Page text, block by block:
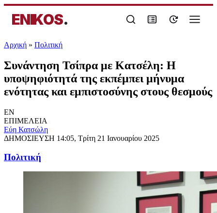
ENIKOS.
Αρχική » Πολιτική
Συνάντηση Τσίπρα με Κατσέλη: Η
υποψηφιότητά της εκπέμπει μήνυμα
ενότητας και εμπιστοσύνης στους θεσμούς
EN
ΕΠΙΜΕΛΕΙΑ
Εύη Κατσώλη
ΔΗΜΟΣΙΕΥΣΗ 14:05, Τρίτη 21 Ιανουαρίου 2025
Πολιτική